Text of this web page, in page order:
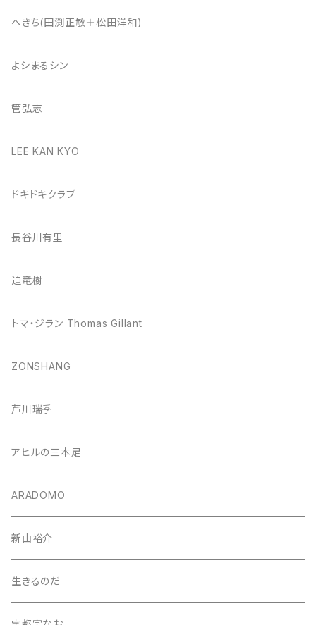
へきち(田渕正敏＋松田洋和)
よシまるシン
管弘志
LEE KAN KYO
ドキドキクラブ
長谷川有里
迫竜樹
トマ・ジラン Thomas Gillant
ZONSHANG
芦川瑞季
アヒルの三本足
ARADOMO
新山裕介
生きるのだ